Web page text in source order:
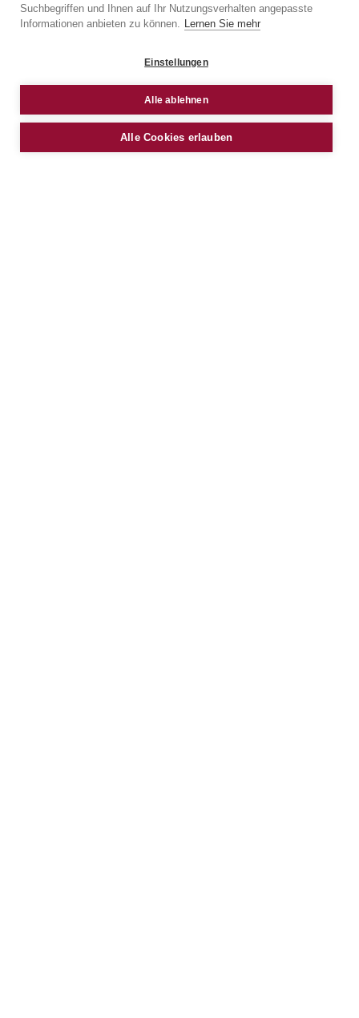
Suchbegriffen und Ihnen auf Ihr Nutzungsverhalten angepasste
Informationen anbieten zu können. Lernen Sie mehr
Einstellungen
Alle ablehnen
Alle Cookies erlauben